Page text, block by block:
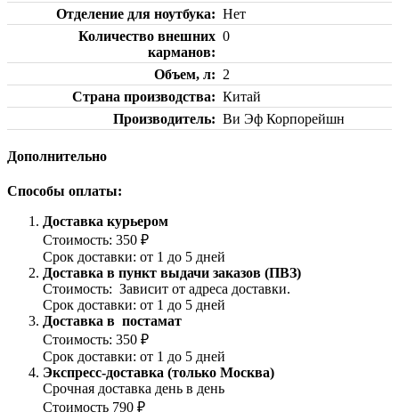
Отделение для ноутбука
Нет
Количество внешних
карманов
0
Объем, л
2
Страна производства
Китай
Производитель
Ви Эф Корпорейшн
Дополнительно
Способы оплаты:
Доставка курьером
Стоимость: 350 ₽
Срок доставки: от 1 до 5 дней
Доставка в пункт выдачи заказов (ПВЗ)
Стоимость: Зависит от адреса доставки.
Срок доставки: от 1 до 5 дней
Доставка в постамат
Стоимость: 350 ₽
Срок доставки: от 1 до 5 дней
Экспресс-доставка (только Москва)
Срочная доставка день в день
Стоимость 790 ₽